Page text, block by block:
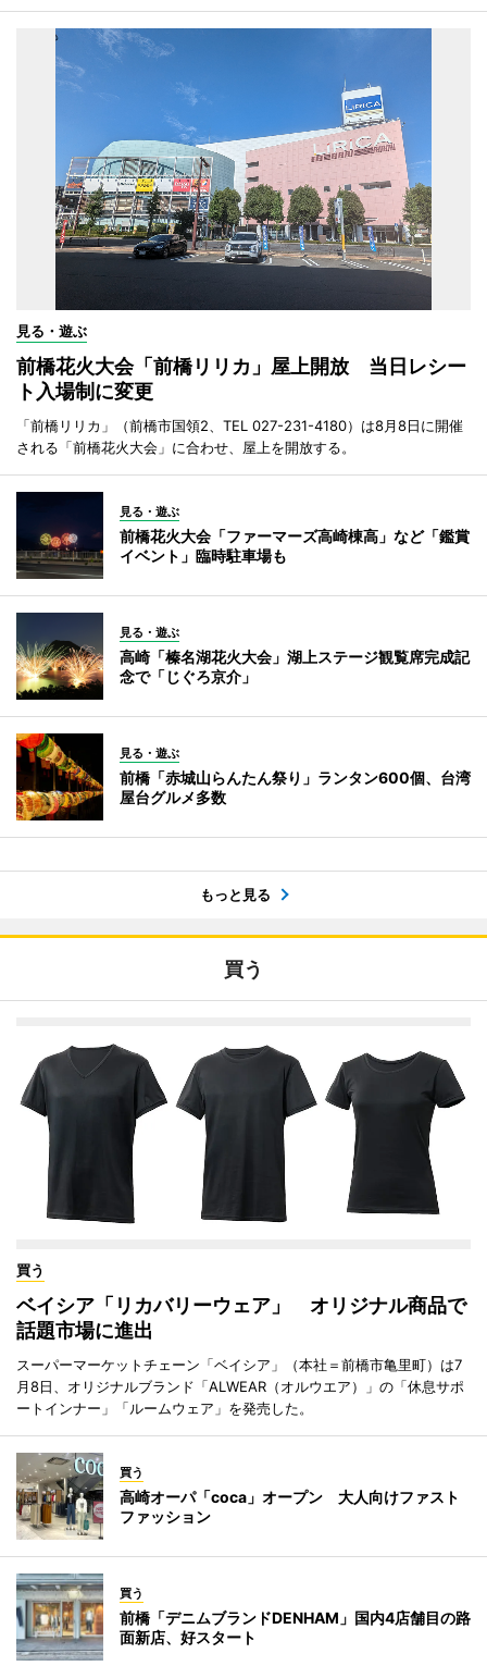
見る・遊ぶ
前橋花火大会「前橋リリカ」屋上開放 当日レシー
ト入場制に変更
「前橋リリカ」（前橋市国領2、TEL 027-231-4180）は8月8日に開催
される「前橋花火大会」に合わせ、屋上を開放する。
見る・遊ぶ
前橋花火大会「ファーマーズ高崎棟高」など「鑑賞
イベント」臨時駐車場も
見る・遊ぶ
高崎「榛名湖花火大会」湖上ステージ観覧席完成記
念で「じぐろ京介」
見る・遊ぶ
前橋「赤城山らんたん祭り」ランタン600個、台湾
屋台グルメ多数
もっと見る
買う
買う
ベイシア「リカバリーウェア」 オリジナル商品で
話題市場に進出
スーパーマーケットチェーン「ベイシア」（本社＝前橋市亀里町）は7
月8日、オリジナルブランド「ALWEAR（オルウエア）」の「休息サポ
ートインナー」「ルームウェア」を発売した。
買う
高崎オーパ「coca」オープン 大人向けファスト
ファッション
買う
前橋「デニムブランドDENHAM」国内4店舗目の路
面新店、好スタート